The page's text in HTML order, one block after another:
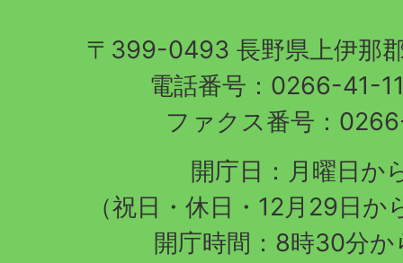
〒399-0493 長野県上伊那
電話番号：0266-41-
ファクス番号：
開庁日：月曜日か
（祝日・休日・12月29日
開庁時間：8時30分か